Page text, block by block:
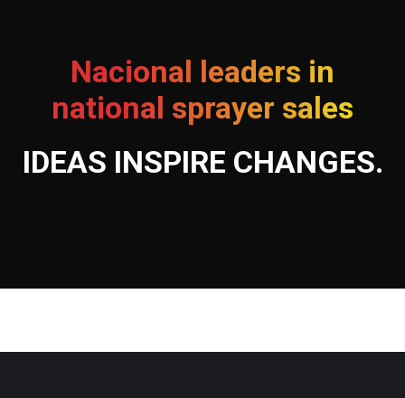
Nacional leaders in
national sprayer sales
IDEAS INSPIRE CHANGES.